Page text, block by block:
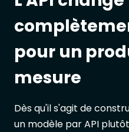
pour un
mesure
Dès qu'il s'agit de
un modèle par API